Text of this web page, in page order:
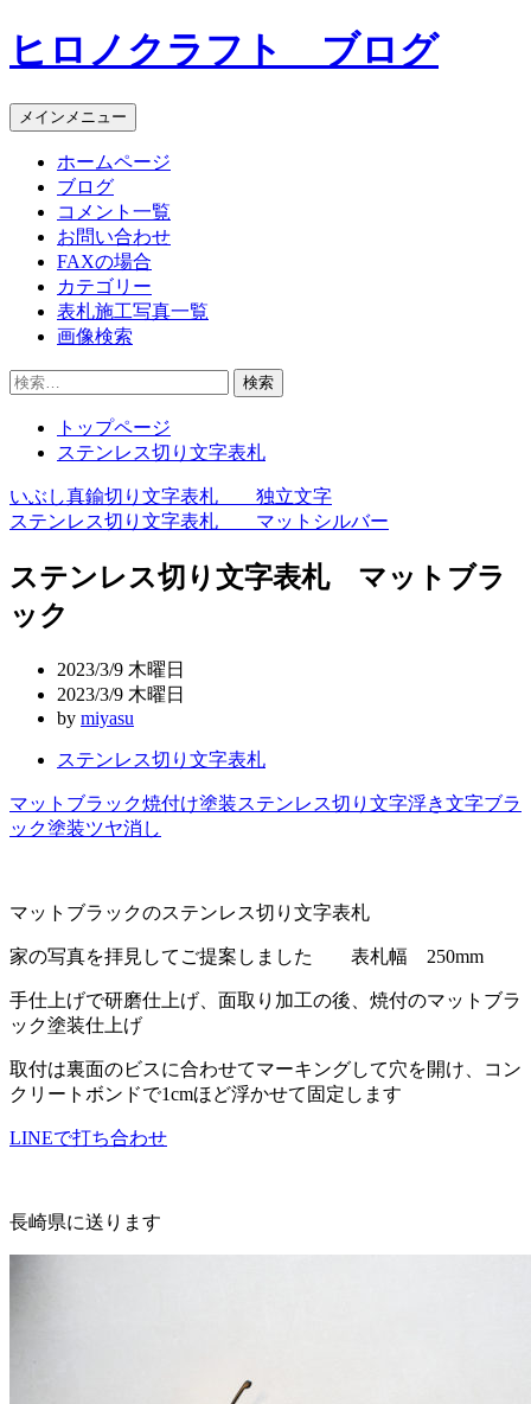
コ
ン
ン
ツ
ヒロノクラフト ブログ
メインメニュー
ホームページ
ブログ
コメント一覧
お問い合わせ
FAXの場合
カテゴリー
表札施工写真一覧
画像検索
検
トップページ
ステンレス切り文字表札
投
稿
ナ
ビ
ン
いぶし真鍮切り文字表札 独立文字
ステンレス切り文字表札 マットシルバー
ステンレス切り文字表札 マットブラ
ック
2023/3/9 木曜日
2023/3/9 木曜日
by miyasu
ステンレス切り文字表札
マットブラック焼付け塗装ステンレス切り文字浮き文字ブラ
ック塗装ツヤ消し
マットブラックのステンレス切り文字表札
家の写真を拝見してご提案しました 表札幅 250mm
手仕上げで研磨仕上げ、面取り加工の後、焼付のマットブラ
ック塗装仕上げ
取付は裏面のビスに合わせてマーキングして穴を開け、コン
クリートボンドで1cmほど浮かせて固定します
LINEで打ち合わせ
長崎県に送ります